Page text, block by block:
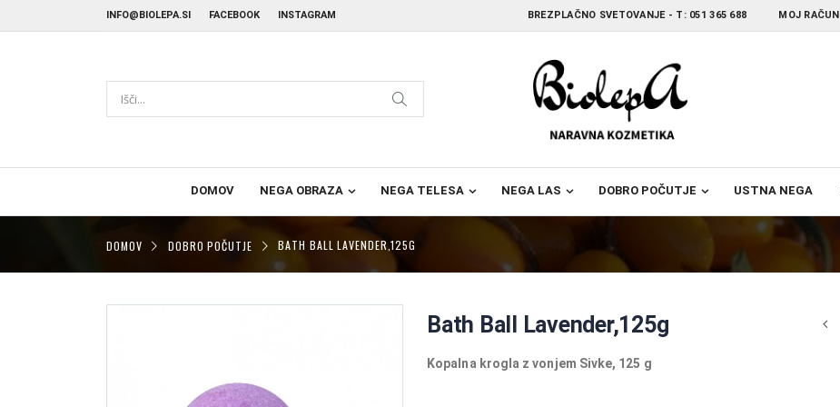
INSTAGRAM
FACEBOOK
INFO@BIOLEPA.SI MOJ RAČUN
BREZPLAČNO SVETOVANJE - T: 051 365 688
DOMOV NEGA OBRAZA NEGA TELESA NEGA LAS DOBRO POČUTJE USTNA NEGA
DOMOV DOBRO POČUTJE BATH BALL LAVENDER,125G
Bath Ball Lavender,125g
Kopalna krogla z vonjem Sivke, 125 g